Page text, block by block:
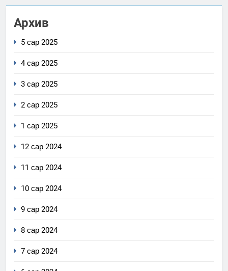
Архив
5 сар 2025
4 сар 2025
3 сар 2025
2 сар 2025
1 сар 2025
12 сар 2024
11 сар 2024
10 сар 2024
9 сар 2024
8 сар 2024
7 сар 2024